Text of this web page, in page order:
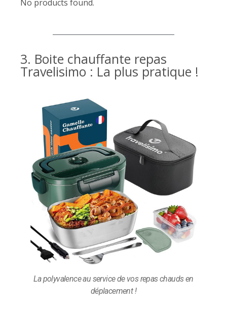
No products found.
3. Boite chauffante repas
Travelisimo : La plus pratique !
La polyvalence au service de vos repas chauds en
déplacement !